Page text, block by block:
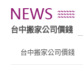
台中搬家公司價錢
台中搬家公司價錢